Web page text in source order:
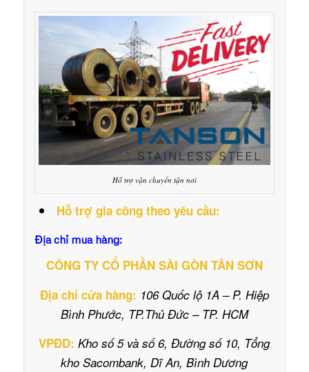
Hỗ trợ vận chuyển tận nơi
Hỗ trợ gia công theo yêu cầu:
Địa chỉ mua hàng:
CÔNG TY CỔ PHẦN SÀI GÒN TÂN SƠN
Địa chỉ cửa hàng: 106 Quốc lộ 1A – P. Hiệp
Bình Phước, TP.Thủ Đức – TP. HCM
VPĐD: Kho số 5 và số 6, Đường số 10, Tổng
kho Sacombank, Dĩ An, Bình Dương